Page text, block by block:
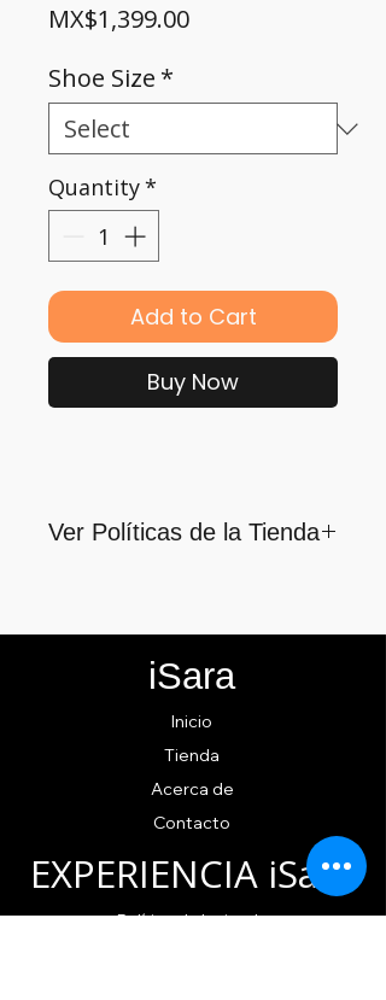
MX$1,399.00Price
Shoe Size *
Quantity*
Add to Cart
Buy Now
Ver Políticas de la Tienda
por ello nos guiamos por los
ofrecerlo y cumplirlo...
iSara
Inicio
Tienda
Acerca de
Contacto
EXPERIENCIA iSara
Políticade la tienda